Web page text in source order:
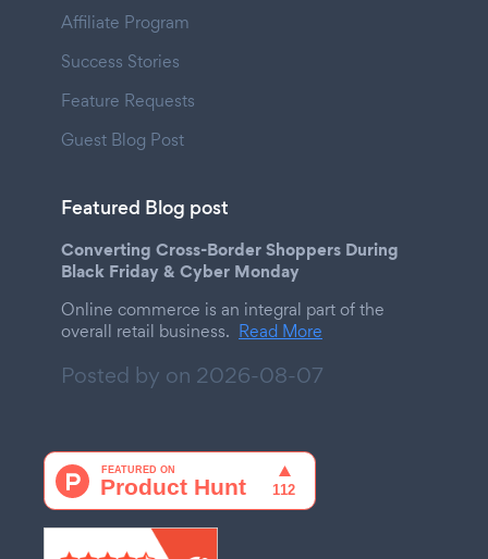
Affiliate Program
Success Stories
Feature Requests
Guest Blog Post
Featured Blog post
Converting Cross-Border Shoppers During
Black Friday & Cyber Monday
Online commerce is an integral part of the
overall retail business. Read More
Posted by on 2026-08-07